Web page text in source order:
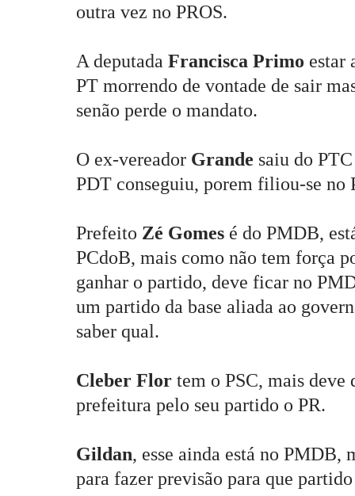
outra vez no PROS.
A deputada Francisca Primo estar
PT morrendo de vontade de sair
senão perde o mandato.
O ex-vereador Grande saiu do
PDT conseguiu, porem filiou-se no
Prefeito Zé Gomes é do PMDB,
PCdoB, mais como não tem força
ganhar o partido, deve ficar no
um partido da base aliada ao
saber qual.
Cleber Flor tem o PSC, mais deve
prefeitura pelo seu partido o PR.
Gildan, esse ainda está no PMDB,
para fazer previsão para que